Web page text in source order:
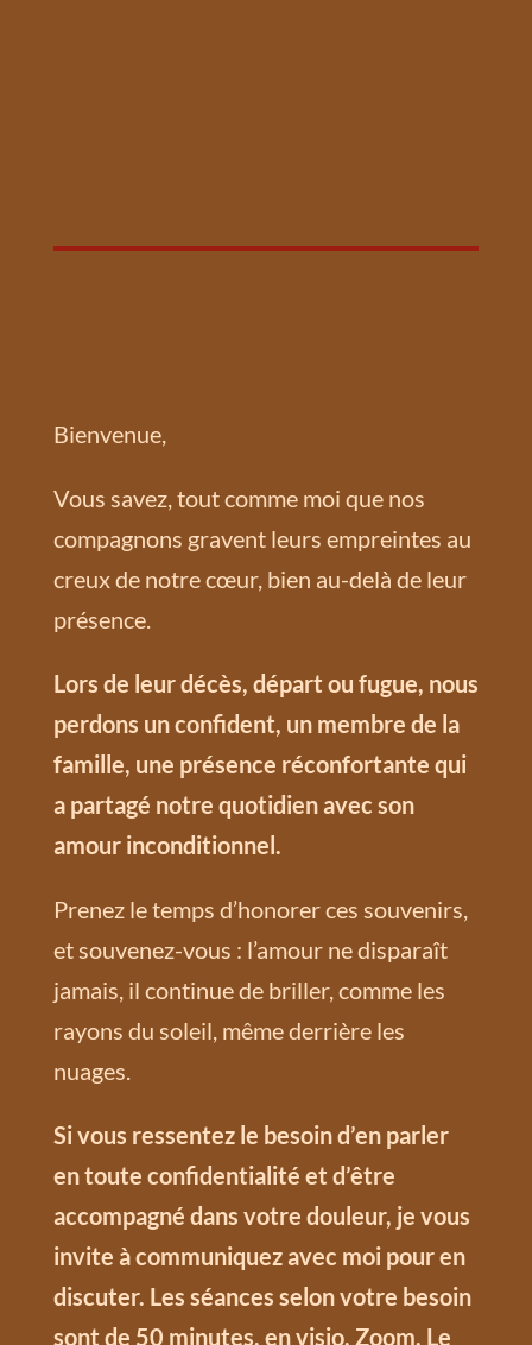
Bienvenue,
Vous savez, tout comme moi que nos
compagnons gravent leurs empreintes au
creux de notre cœur, bien au-delà de leur
présence.
Lors de leur décès, départ ou fugue, nous
perdons un confident, un membre de la
famille, une présence réconfortante qui
a partagé notre quotidien avec son
amour inconditionnel.
Prenez le temps d’honorer ces souvenirs,
et souvenez-vous : l’amour ne disparaît
jamais, il continue de briller, comme les
rayons du soleil, même derrière les
nuages.
Si vous ressentez le besoin d’en parler
en toute confidentialité et d’être
accompagné dans votre douleur, je vous
invite à communiquez avec moi pour en
discuter. Les séances selon votre besoin
sont de 50 minutes, en visio, Zoom. Le